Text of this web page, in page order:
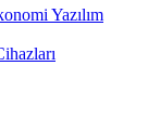
Yazılım